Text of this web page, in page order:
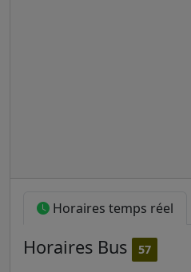
Horaires temps réel
Horaires Bus 57